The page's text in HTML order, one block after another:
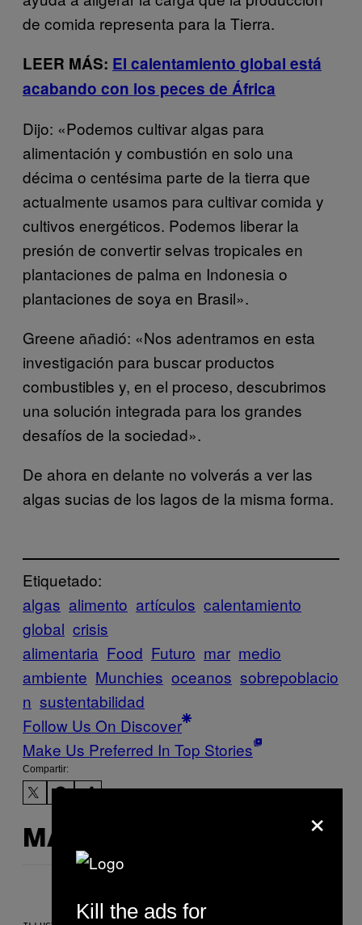
de comida representa para la Tierra.
LEER MÁS: El calentamiento global está
acabando con los peces de África
Dijo: «Podemos cultivar algas para
alimentación y combustión en solo una
décima o centésima parte de la tierra que
actualmente usamos para cultivar comida y
cultivos energéticos. Podemos liberar la
presión de convertir selvas tropicales en
plantaciones de palma en Indonesia o
plantaciones de soya en Brasil».
Greene añadió: «Nos adentramos en esta
investigación para buscar productos
combustibles y, en el proceso, descubrimos
una solución integrada para los grandes
desafíos de la sociedad».
De ahora en delante no volverás a ver las
algas sucias de los lagos de la misma forma.
Etiquetado:
algas alimento artículos calentamiento
global crisis
alimentaria Food Futuro mar medio
ambiente Munchies oceanos sobrepoblacio
n sustentabilidad
Follow Us On Discover
Make Us Preferred In Top Stories
Compartir:
MÁS DE LO MISMO ×
Kill the ads for